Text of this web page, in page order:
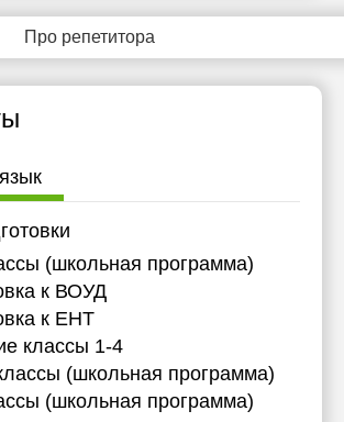
Про репетитора
(школьная программа)
к ВОУД
к ЕНТ
классы 1-4
(школьная программа)
(школьная программа)